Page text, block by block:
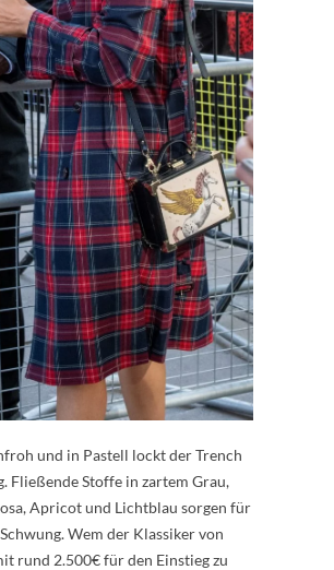
und in Pastell lockt der Trench
Fließende Stoffe in zartem Grau,
Apricot und Lichtblau sorgen für
Wem der Klassiker von
rund 2.500€ für den Einstieg zu